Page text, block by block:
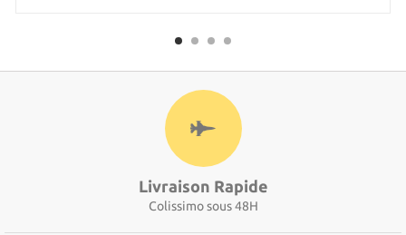
Livraison Rapide
Colissimo sous 48H